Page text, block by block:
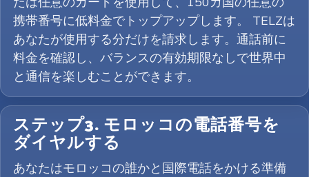
携帯番号に低料金でトップアップします。 TELZは
あなたが使用する分だけを請求します。通話前に
料金を確認し、バランスの有効期限なしで世界中
と通信を楽しむことができます。
ステップ3. モロッコの電話番号を
ダイヤルする
あなたはモロッコの誰かと国際電話をかける準備